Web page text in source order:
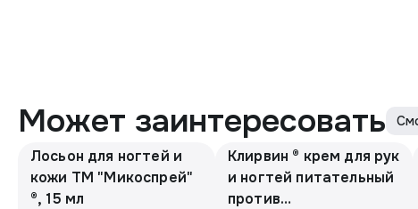
Может заинтересовать
Лосьон для ногтей и
кожи ТМ "Микоспрей"
®, 15 мл
Клирвин ® крем для рук
и ногтей питательный
против